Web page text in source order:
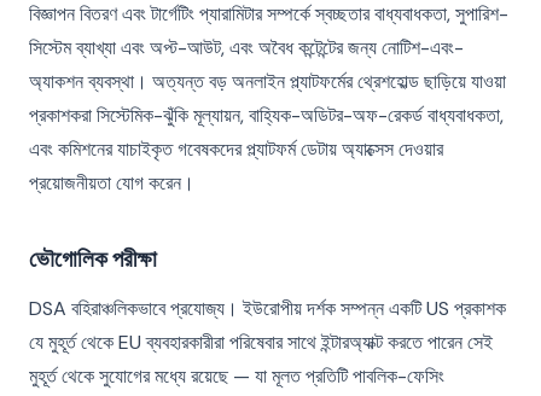
বিজ্ঞাপন বিতরণ এবং টার্গেটিং প্যারামিটার সম্পর্কে স্বচ্ছতার বাধ্যবাধকতা, সুপারিশ-
সিস্টেম ব্যাখ্যা এবং অপ্ট-আউট, এবং অবৈধ কন্টেন্টের জন্য নোটিশ-এবং-
অ্যাকশন ব্যবস্থা। অত্যন্ত বড় অনলাইন প্ল্যাটফর্মের থ্রেশহোল্ড ছাড়িয়ে যাওয়া
প্রকাশকরা সিস্টেমিক-ঝুঁকি মূল্যায়ন, বাহ্যিক-অডিটর-অফ-রেকর্ড বাধ্যবাধকতা,
এবং কমিশনের যাচাইকৃত গবেষকদের প্ল্যাটফর্ম ডেটায় অ্যাক্সেস দেওয়ার
প্রয়োজনীয়তা যোগ করেন।
ভৌগোলিক পরীক্ষা
DSA বহিরাঞ্চলিকভাবে প্রযোজ্য। ইউরোপীয় দর্শক সম্পন্ন একটি US প্রকাশক
যে মুহূর্ত থেকে EU ব্যবহারকারীরা পরিষেবার সাথে ইন্টারঅ্যাক্ট করতে পারেন সেই
মুহূর্ত থেকে সুযোগের মধ্যে রয়েছে — যা মূলত প্রতিটি পাবলিক-ফেসিং